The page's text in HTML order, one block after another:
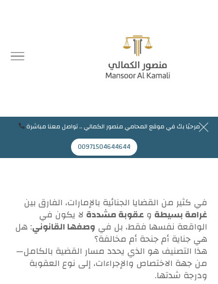
مرحبًا بك في موقع المحامي منصور الكمالي .. تواصل معنا مباشرة
00971504644644
مرحبا بك في موقع المحامي منصور الكمالي
00971504644644
Mansoor@jaflaws.com
في كثير من القضايا الجنائية بالإمارات، الفارق بين
غرامة بسيطة و عقوبة مشددة لا يكون في
الواقعة نفسها فقط، بل في وصفها القانوني: هل
هي جناية أم جنحة أم مخالفة؟
هذا التصنيف هو الذي يحدد مسار القضية بالكامل—
من جهة الاختصاص والإجراءات، إلى نوع العقوبة
ودرجة شدتها.